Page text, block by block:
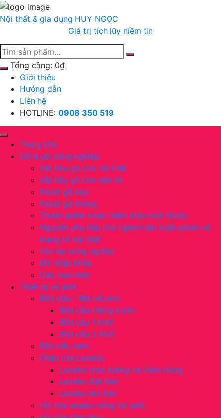
Chuyển
tới
Nội thất & gia dụng HUY NGỌC
Giá trị tích lũy niềm tin
Tổng cộng: 0₫
Giới thiệu
Hướng dẫn
Liên hệ
HOTLINE: 0908 350 519
Trang chủ
Gỗ & gỗ công nghiệp
Vật liệu gỗ cho nội thất
Vật liệu gỗ cho bao bì
Pallet gỗ keo
Pallet gỗ thông
Thanh pallet hoàn thiện theo kích thước
Nguyên phụ liệu cho ngành sản xuất pallet và
trang trí nội thất
Ván ép công nghiệp
Gỗ nhập khẩu
Các loại khác
Thiết bị vệ sinh
Bồn cầu – Bệt vệ sinh
Bồn cầu thông minh
Bồn cầu 1 khối
Bồn cầu 2 khối
Bồn tiểu nam
Chậu rửa Lavabo
Lavabo treo tường và chân đứng
Lavabo đặt bàn
Lavabo âm bàn
Vòi rửa lavabo nóng và lạnh